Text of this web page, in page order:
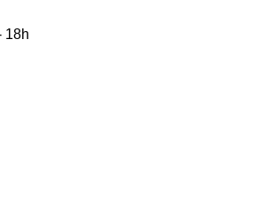
18h